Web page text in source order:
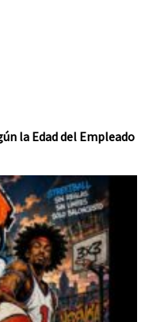
la Edad del Empleado